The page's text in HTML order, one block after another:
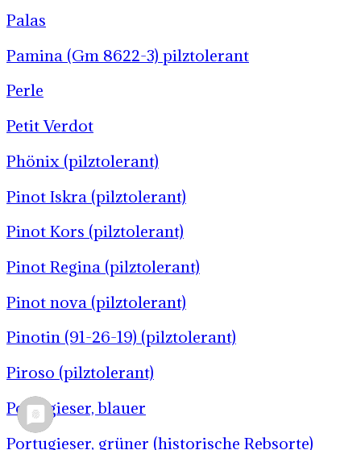
Palas
Pamina (Gm 8622-3) pilztolerant
Perle
Petit Verdot
Phönix (pilztolerant)
Pinot Iskra (pilztolerant)
Pinot Kors (pilztolerant)
Pinot Regina (pilztolerant)
Pinot nova (pilztolerant)
Pinotin (91-26-19) (pilztolerant)
Piroso (pilztolerant)
Portugieser, blauer
Portugieser, grüner (historische Rebsorte)